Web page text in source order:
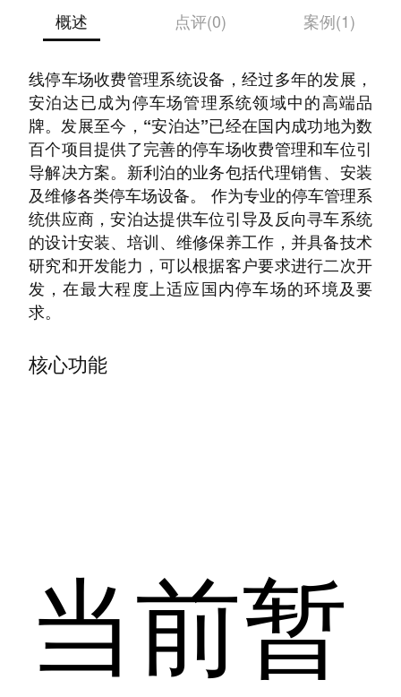
概述
点评(0) 案例(1)
线停车场收费管理系统设备，经过多年的发展，
安泊达已成为停车场管理系统领域中的高端品
牌。发展至今，“安泊达”已经在国内成功地为数
百个项目提供了完善的停车场收费管理和车位引
导解决方案。新利泊的业务包括代理销售、安装
及维修各类停车场设备。 作为专业的停车管理系
统供应商，安泊达提供车位引导及反向寻车系统
的设计安装、培训、维修保养工作，并具备技术
研究和开发能力，可以根据客户要求进行二次开
发，在最大程度上适应国内停车场的环境及要
求。
核心功能
当前暂